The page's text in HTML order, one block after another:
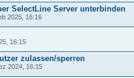
SelectLine Server unterbinden
2025, 16:16
16:15
zulassen/sperren
2024, 16:15